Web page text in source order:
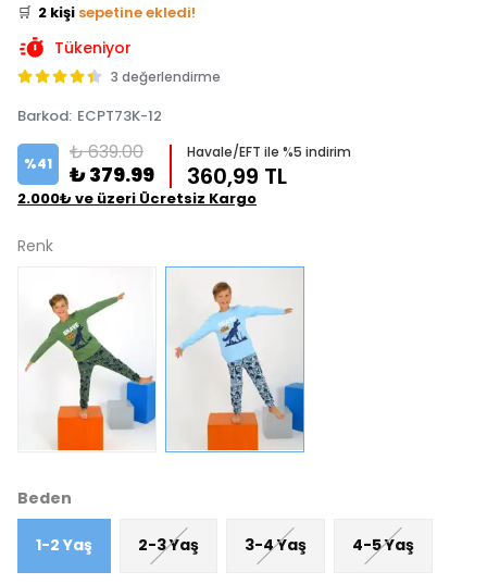
🛒 2 kişi sepetine ekledi!
✅ Bugün 1 adet
Tükeniyor
3 değerlendirme
Barkod: ECPT73K-12
%41 ₺ 639.00
₺ 379.99
Havale/EFT ile %5 indirim
360,99 TL
2.000₺ ve üzeri Ücretsiz Kargo
Renk
Beden
1-2 Yaş 2-3 Yaş 3-4 Yaş 4-5 Yaş